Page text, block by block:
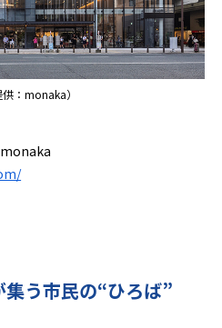
供：monaka）
monaka
う市民の“ひろば”